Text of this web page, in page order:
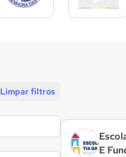
Limpar filtros
E